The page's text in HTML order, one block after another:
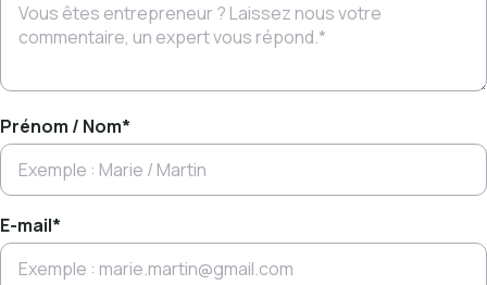
Prénom / Nom*
E-mail*